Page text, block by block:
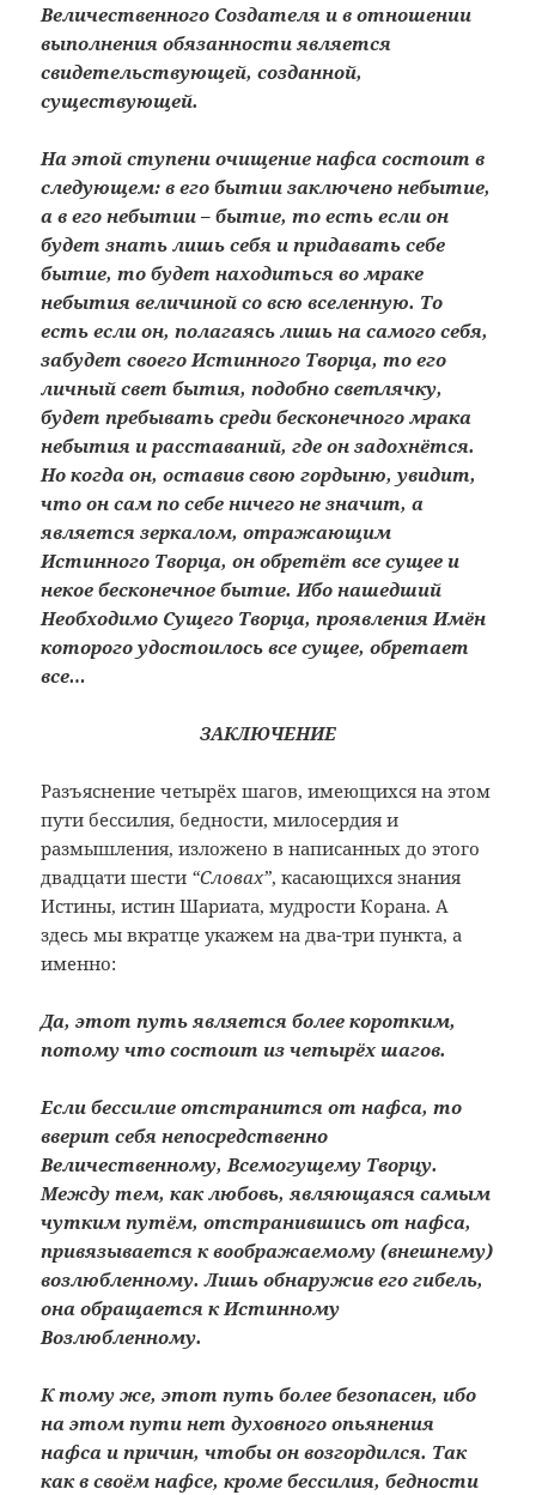
Величественного Создателя и в отношении
выполнения обязанности является
свидетельствующей, созданной,
существующей.
На этой ступени очищение нафса состоит в
следующем: в его бытии заключено небытие,
а в его небытии – бытие, то есть если он
будет знать лишь себя и придавать себе
бытие, то будет находиться во мраке
небытия величиной со всю вселенную. То
есть если он, полагаясь лишь на самого себя,
забудет своего Истинного Творца, то его
личный свет бытия, подобно светлячку,
будет пребывать среди бесконечного мрака
небытия и расставаний, где он задохнётся.
Но когда он, оставив свою гордыню, увидит,
что он сам по себе ничего не значит, а
является зеркалом, отражающим
Истинного Творца, он обретёт все сущее и
некое бесконечное бытие. Ибо нашедший
Необходимо Сущего Творца, проявления Имён
которого удостоилось все сущее, обретает
все…
ЗАКЛЮЧЕНИЕ
Разъяснение четырёх шагов, имеющихся на этом
пути бессилия, бедности, милосердия и
размышления, изложено в написанных до этого
двадцати шести “Словах”, касающихся знания
Истины, истин Шариата, мудрости Корана. А
здесь мы вкратце укажем на два-три пункта, а
именно:
Да, этот путь является более коротким,
потому что состоит из четырёх шагов.
Если бессилие отстранится от нафса, то
вверит себя непосредственно
Величественному, Всемогущему Творцу.
Между тем, как любовь, являющаяся самым
чутким путём, отстранившись от нафса,
привязывается к воображаемому (внешнему)
возлюбленному. Лишь обнаружив его гибель,
она обращается к Истинному
Возлюбленному.
К тому же, этот путь более безопасен, ибо
на этом пути нет духовного опьянения
нафса и причин, чтобы он возгордился. Так
как в своём нафсе, кроме бессилия, бедности